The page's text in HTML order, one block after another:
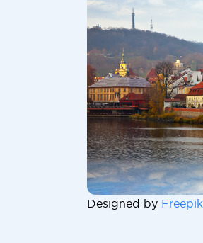
Designed by